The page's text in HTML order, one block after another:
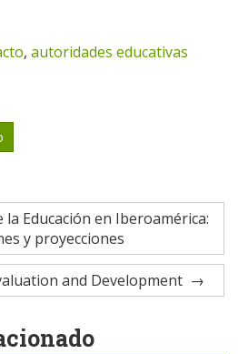
, autoridades educativas
Educación en Iberoamérica:
y proyecciones
and Development